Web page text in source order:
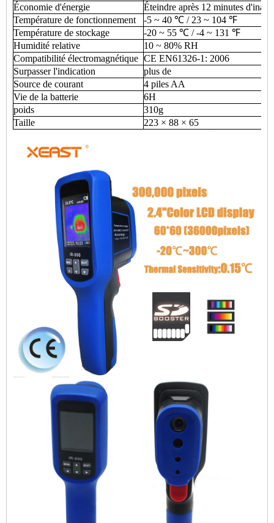
Économie d'énergie
Éteindre après 12 minutes
Température de fonctionnement
-5 ~ 40 ℃ / 23 ~ 104 ℉
Température de stockage
-20 ~ 55 ℃ / -4 ~ 131 ℉
Humidité relative
10 ~ 80% RH
Compatibilité électromagnétique CE EN61326-1: 2006
Surpasser l'indication
plus de
Source de courant
4 piles AA
Vie de la batterie
6H
poids
310g
Taille
223 × 88 × 65